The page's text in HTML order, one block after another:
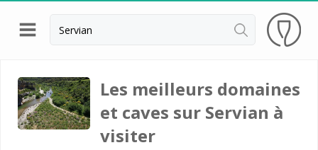
Retour
Visite cave & dégustation vin Banyuls
Visite cave & dégustation vin Hérault
Visite cave & dégustation vin Montpellier
Les meilleurs domaines
et caves sur Servian à
visiter